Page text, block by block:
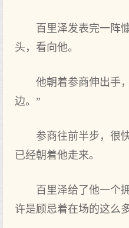
百里泽发表完一阵
头，看向他。
他朝着参商伸出手
边。”
参商往前半步，很
已经朝着他走来。
百里泽给了他一个
许是顾忌着在场的这么